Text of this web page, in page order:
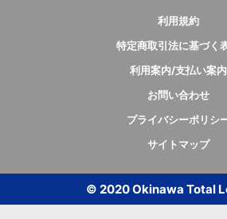
利用規約
特定商取引法に基づく
利用案内/支払い案内
お問い合わせ
プライバシーポリシ
サイトマップ
© 2020 Okinawa Total